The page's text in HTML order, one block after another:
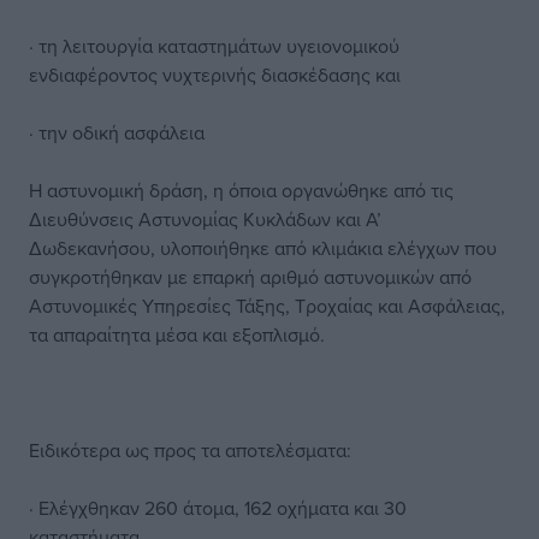
· τη λειτουργία καταστημάτων υγειονομικού
ενδιαφέροντος νυχτερινής διασκέδασης και
· την οδική ασφάλεια
Η αστυνομική δράση, η όποια οργανώθηκε από τις
Διευθύνσεις Αστυνομίας Κυκλάδων και Α’
Δωδεκανήσου, υλοποιήθηκε από κλιμάκια ελέγχων που
συγκροτήθηκαν με επαρκή αριθμό αστυνομικών από
Αστυνομικές Υπηρεσίες Τάξης, Τροχαίας και Ασφάλειας,
τα απαραίτητα μέσα και εξοπλισμό.
Ειδικότερα ως προς τα αποτελέσματα:
· Ελέγχθηκαν 260 άτομα, 162 οχήματα και 30